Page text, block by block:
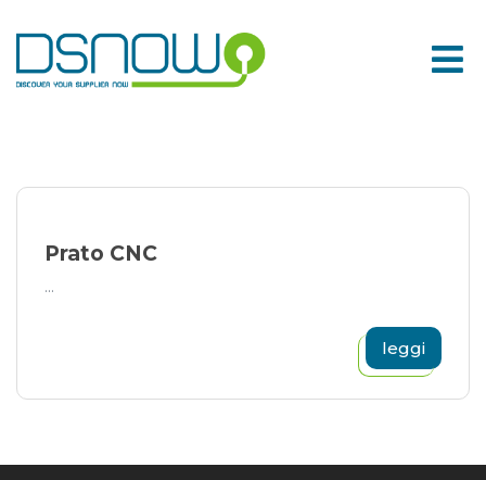
to
content
Prato CNC
...
leggi